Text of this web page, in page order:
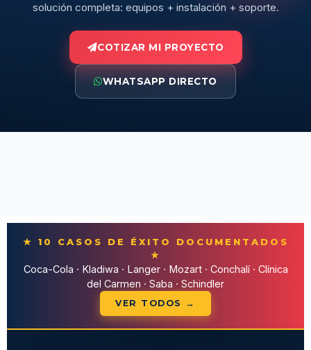
solución completa: equipos + instalación + soporte.
COTIZAR MI PROYECTO
WHATSAPP DIRECTO
★ 10 CASOS DE ÉXITO DOCUMENTADOS
★
Coca-Cola · Kladiwa · Langer · Mozart · Conchalí · Clínica
del Carmen · Saba · Schindler
VER TODOS →